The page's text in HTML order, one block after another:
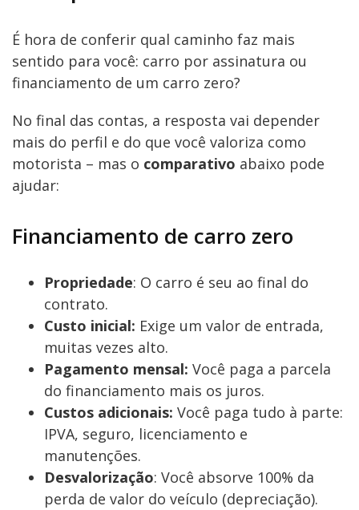
É hora de conferir qual caminho faz mais
sentido para você: carro por assinatura ou
financiamento de um carro zero?
No final das contas, a resposta vai depender
mais do perfil e do que você valoriza como
motorista – mas o comparativo abaixo pode
ajudar:
Financiamento de carro zero
Propriedade: O carro é seu ao final do
contrato.
Custo inicial: Exige um valor de entrada,
muitas vezes alto.
Pagamento mensal: Você paga a parcela
do financiamento mais os juros.
Custos adicionais: Você paga tudo à parte:
IPVA, seguro, licenciamento e
manutenções.
Desvalorização: Você absorve 100% da
perda de valor do veículo (depreciação).